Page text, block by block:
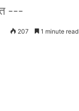
---
207 1 minute read